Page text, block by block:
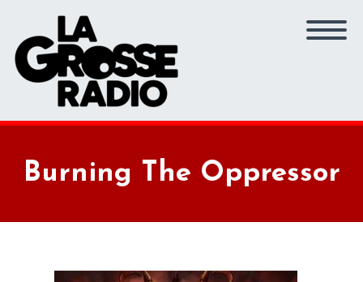
Burning The Oppressor